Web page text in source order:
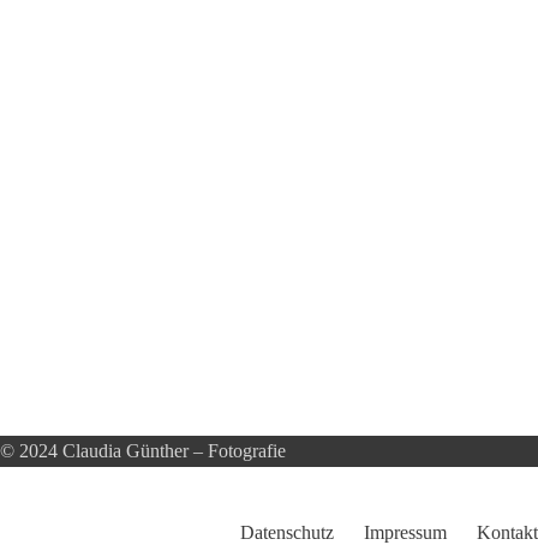
© 2024 Claudia Günther – Fotografie
Datenschutz Impressum Kontakt